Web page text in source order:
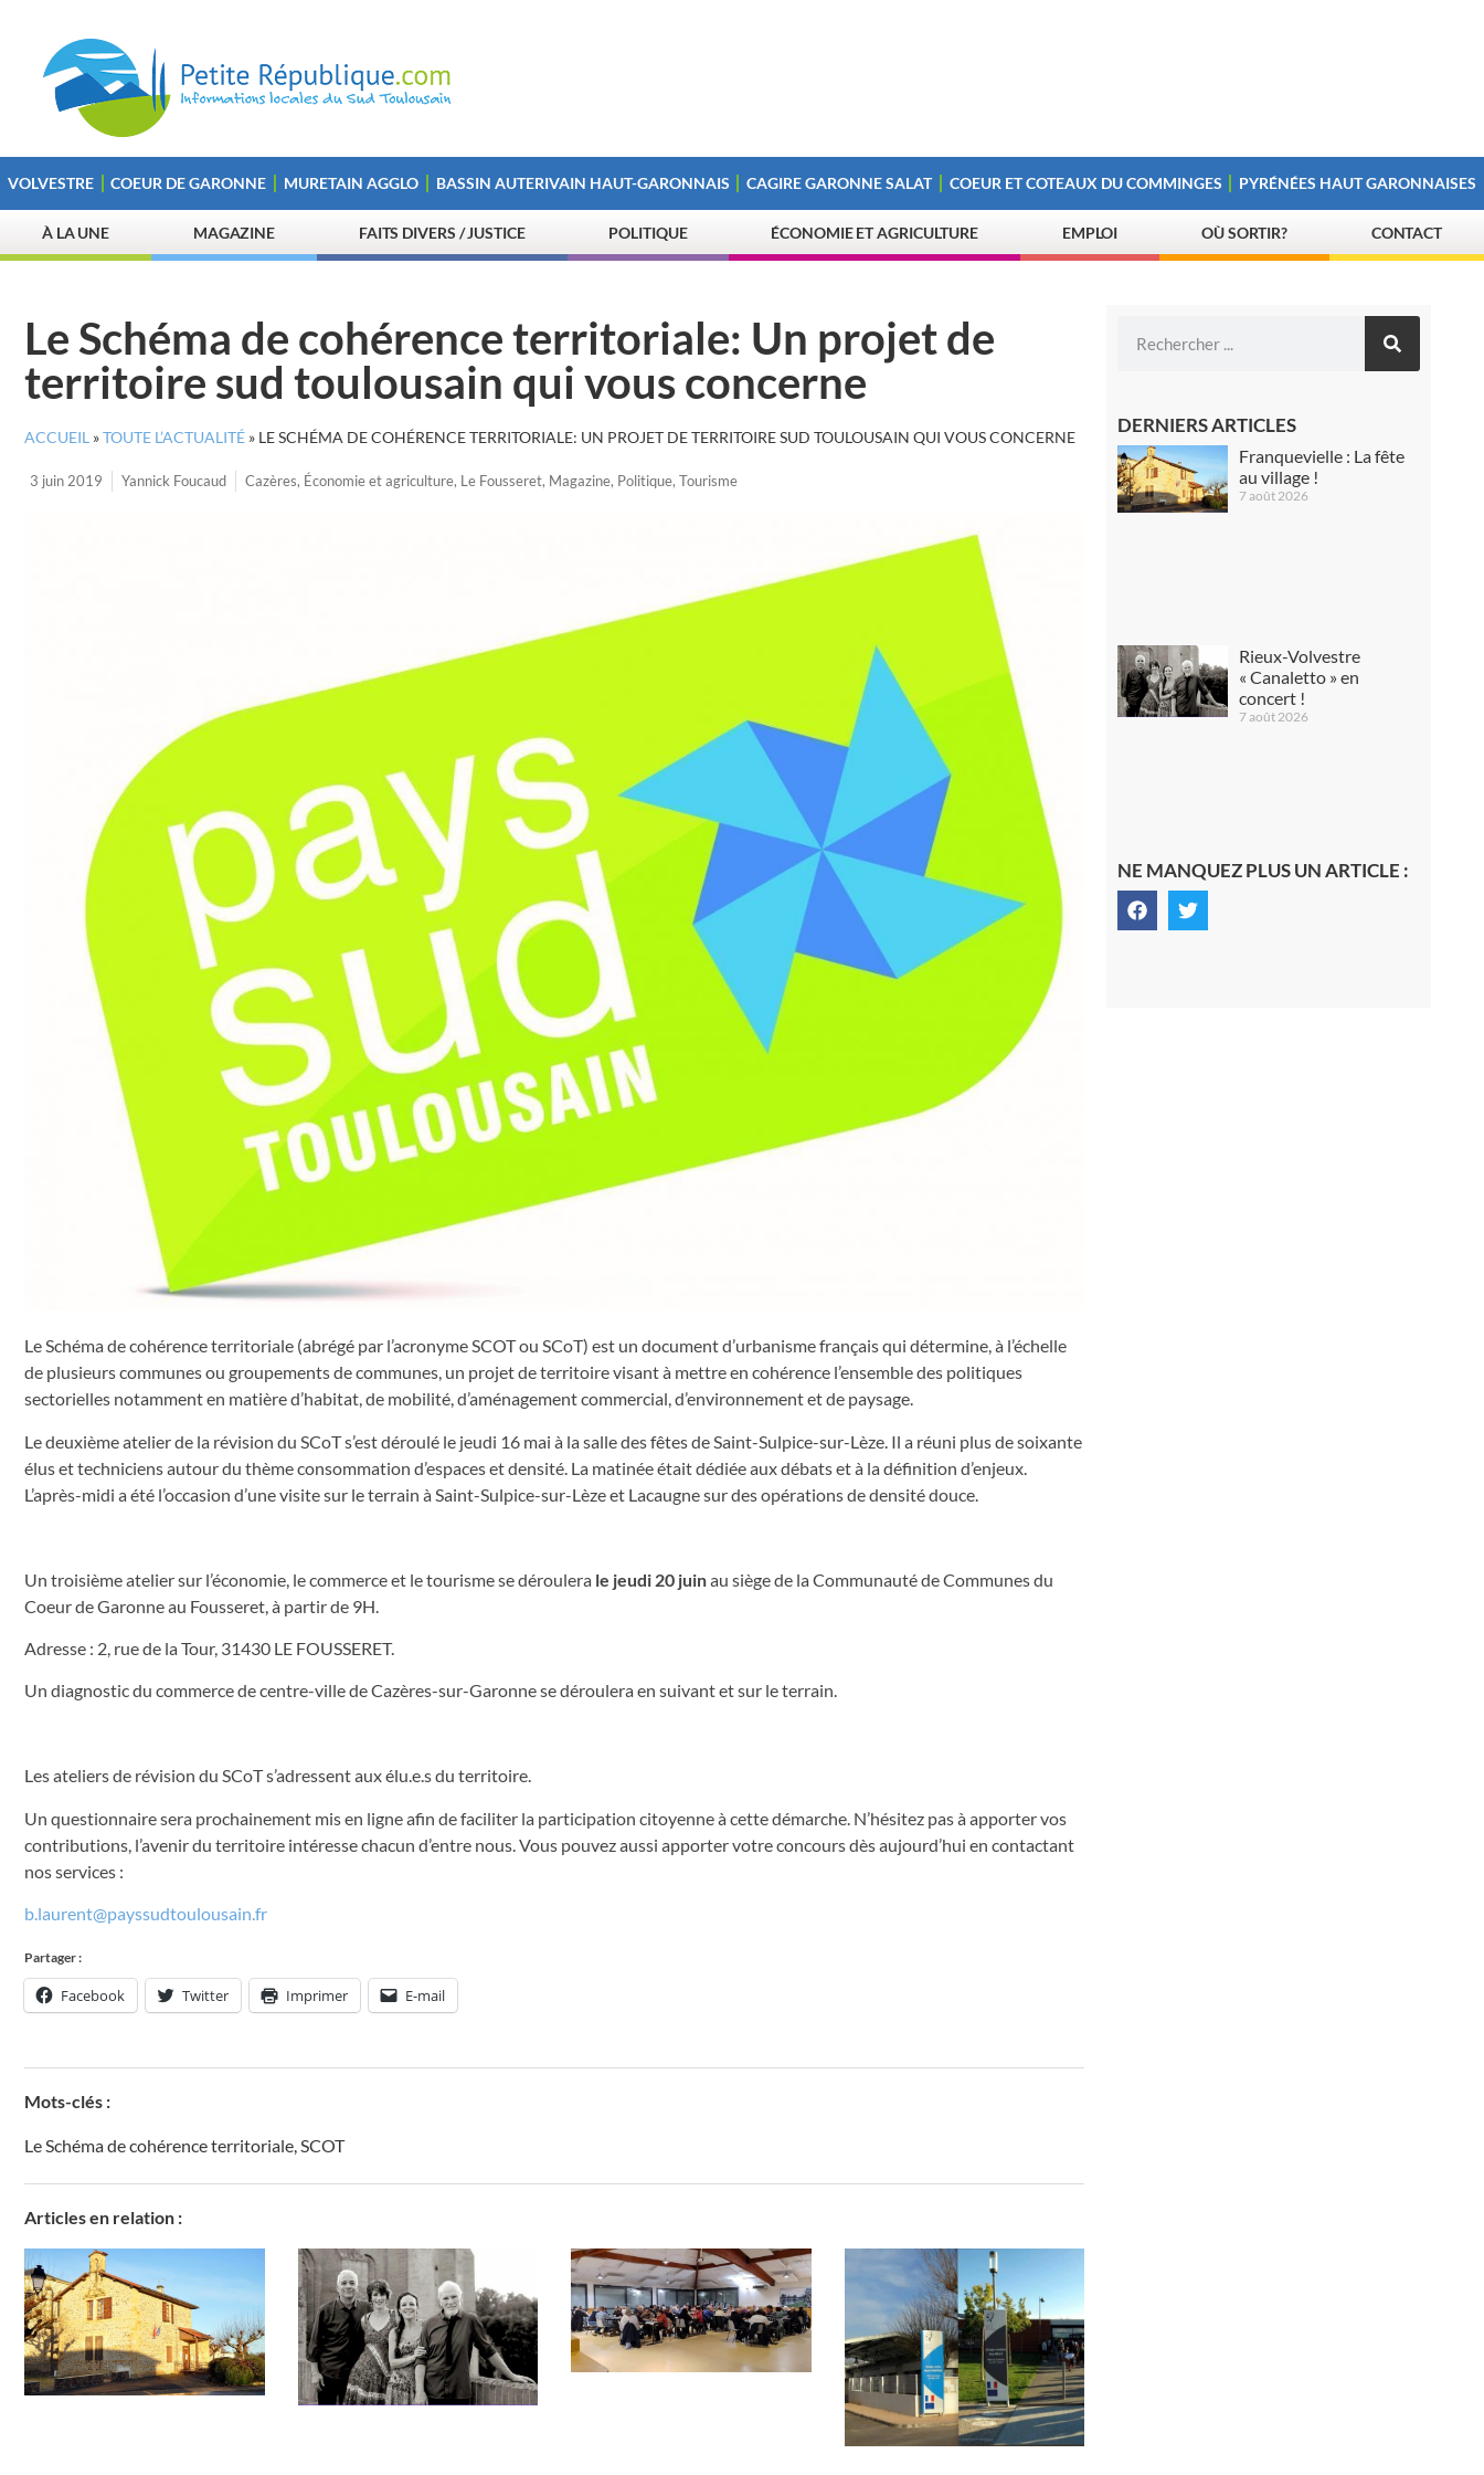
VOLVESTRE COEUR DE GARONNE MURETAIN AGGLO BASSIN AUTERIVAIN HAUT-GARONNAIS CAGIRE GARONNE SALAT COEUR ET COTEAUX DU COMMINGES PYRÉNÉES HAUT GARONNAISES
À LA UNE MAGAZINE FAITS DIVERS / JUSTICE POLITIQUE ÉCONOMIE ET AGRICULTURE EMPLOI OÙ SORTIR? CONTACT
Le Schéma de cohérence territoriale: Un projet de
territoire sud toulousain qui vous concerne
ACCUEIL »TOUTE L’ACTUALITÉ » LE SCHÉMA DE COHÉRENCE TERRITORIALE: UN PROJET DE TERRITOIRE SUD TOULOUSAIN QUI VOUS CONCERNE
3 juin 2019 Yannick Foucaud Cazères, Économie et agriculture, Le Fousseret, Magazine, Politique, Tourisme
Le Schéma de cohérence territoriale (abrégé par l’acronyme SCOT ou SCoT) est un document d’urbanisme français qui détermine, à l’échelle
de plusieurs communes ou groupements de communes, un projet de territoire visant à mettre en cohérence l’ensemble des politiques
sectorielles notamment en matière d’habitat, de mobilité, d’aménagement commercial, d’environnement et de paysage.
Le deuxième atelier de la révision du SCoT s’est déroulé le jeudi 16 mai à la salle des fêtes de Saint-Sulpice-sur-Lèze. Il a réuni plus de soixante
élus et techniciens autour du thème consommation d’espaces et densité. La matinée était dédiée aux débats et à la définition d’enjeux.
L’après-midi a été l’occasion d’une visite sur le terrain à Saint-Sulpice-sur-Lèze et Lacaugne sur des opérations de densité douce.
Un troisième atelier sur l’économie, le commerce et le tourisme se déroulera le jeudi 20 juinau siège de la Communauté de Communes du
Coeur de Garonne au Fousseret, à partir de 9H.
Adresse : 2, rue de la Tour, 31430 LE FOUSSERET.
Un diagnostic du commerce de centre-ville de Cazères-sur-Garonne se déroulera en suivant et sur le terrain.
Les ateliers de révision du SCoT s’adressent aux élu.e.s du territoire.
Un questionnaire sera prochainement mis en ligne afin de faciliter la participation citoyenne à cette démarche. N’hésitez pas à apporter vos
contributions, l’avenir du territoire intéresse chacun d’entre nous. Vous pouvez aussi apporter votre concours dès aujourd’hui en contactant
nos services :
b.laurent@payssudtoulousain.fr
Partager :
Facebook Twitter Imprimer E-mail
Mots-clés :
Le Schéma de cohérence territoriale,SCOT
Articles en relation :
DERNIERS ARTICLES
Franquevielle : La fête
au village !
7 août 2026
Rieux-Volvestre
« Canaletto » en
concert !
7 août 2026
NE MANQUEZ PLUS UN ARTICLE :